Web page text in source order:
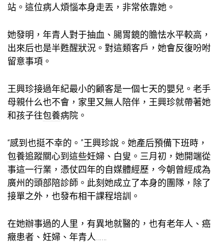
站。這位病人煩惱本身走丟，非常依靠她。
她發明，年青人對于抽血、腸胃鏡的膽怯水平較高，
出來后也是半甦醒狀況。對這類客戶，她會反復吩咐
留意事項。
王興珍接過年紀最小的顧客是一個七天的嬰兒。老手
母親什么也不會，家里又無人陪伴，王興珍就帶著她
和孩子往包養病院。
“感到也挺不幸的。”王興珍說。她產后預備下班時，
包養追蹤關心到這些妊婦、白叟。三月初，她開端從
事這一行業，憑仗四年的自媒體經歷，今朝曾經成為
廣州的頭部陪診師。此刻她成立了本身的團隊，除了
接單之外，也發布相干課程培訓。
在她辦事過的人里，有異地就醫的，也有老年人、癌
癥患者、妊婦、年青人……